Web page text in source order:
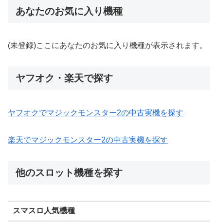
あなたのお気に入り機種
(未登録)ここにあなたのお気に入り機種が表示されます。
ヤフオク・楽天で探す
ヤフオクでマジックモンスター2の中古実機を探す
楽天でマジックモンスター2の中古実機を探す
他のスロット機種を探す
スマスロ人気機種